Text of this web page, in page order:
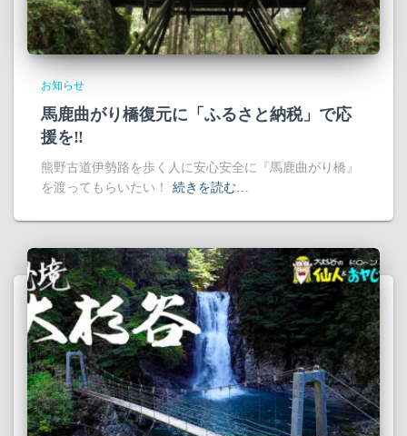
お知らせ
馬鹿曲がり橋復元に「ふるさと納税」で応
援を‼
熊野古道伊勢路を歩く人に安心安全に『馬鹿曲がり橋』
を渡ってもらいたい！
続きを読む…